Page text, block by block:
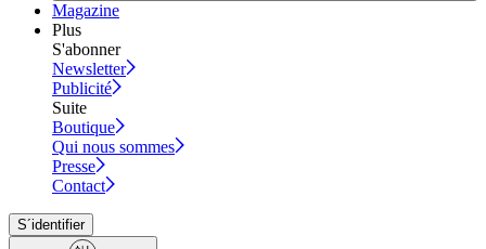
Magazine
Plus
S'abonner
Newsletter
Publicité
Suite
Boutique
Qui nous sommes
Presse
Contact
S´identifier